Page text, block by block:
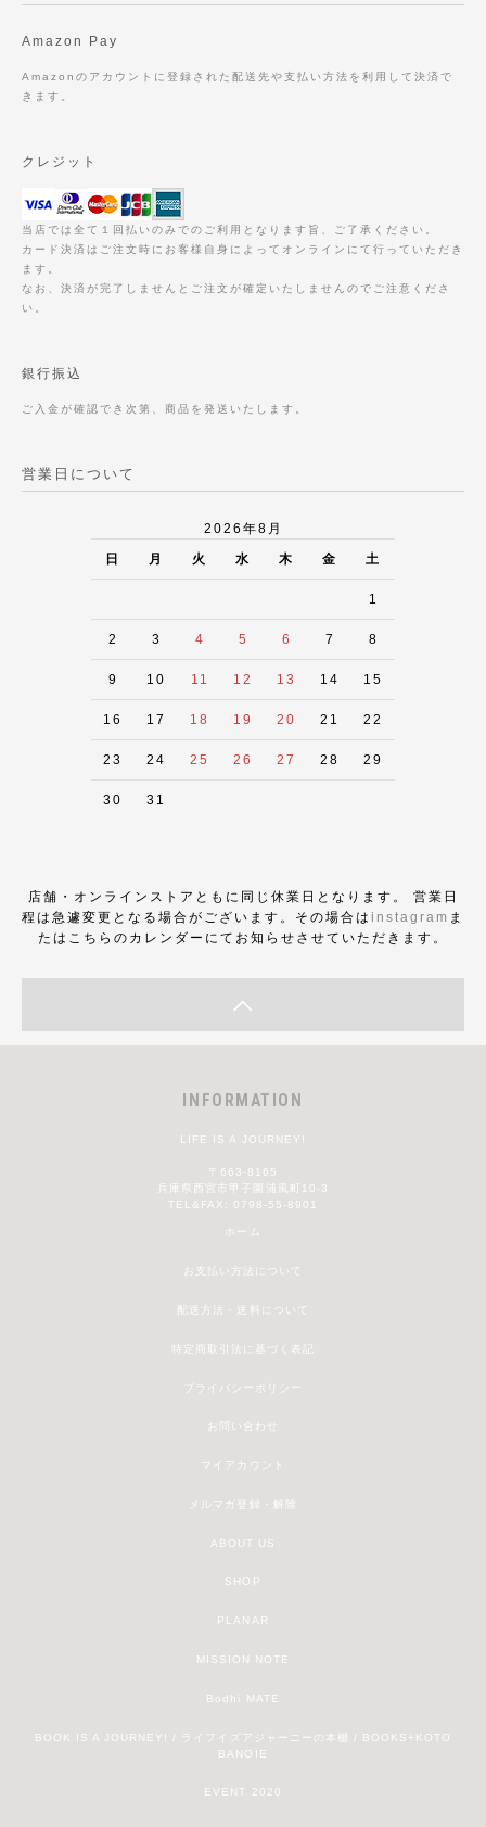
Amazon Pay
Amazonのアカウントに登録された配送先や支払い方法を利用して決済で
きます。
クレジット
当店では全て１回払いのみでのご利用となります旨、ご了承ください。
カード決済はご注文時にお客様自身によってオンラインにて行っていただき
ます。
なお、決済が完了しませんとご注文が確定いたしませんのでご注意くださ
い。
銀行振込
ご入金が確認でき次第、商品を発送いたします。
営業日について
2026年8月
日 月 火 水 木 金 土
1
2 3 4 5 6 7 8
9 10 11 12 13 14 15
16 17 18 19 20 21 22
23 24 25 26 27 28 29
30 31
店舗・オンラインストアともに同じ休業日となります。 営業日
程は急遽変更となる場合がございます。その場合は instagram ま
たはこちらのカレンダーにてお知らせさせていただきます。
INFORMATION
LIFE IS A JOURNEY!
〒663-8165
兵庫県西宮市甲子園浦風町10-3
TEL&FAX: 0798-55-8901
ホーム
お支払い方法について
配送方法・送料について
特定商取引法に基づく表記
プライバシーポリシー
お問い合わせ
マイアカウント
メルマガ登録・解除
ABOUT US
SHOP
PLANAR
MISSION NOTE
Bodhi MATE
BOOK IS A JOURNEY! / ライフイズアジャーニーの本棚 / BOOKS+KOTO
BANOIE
EVENT 2020